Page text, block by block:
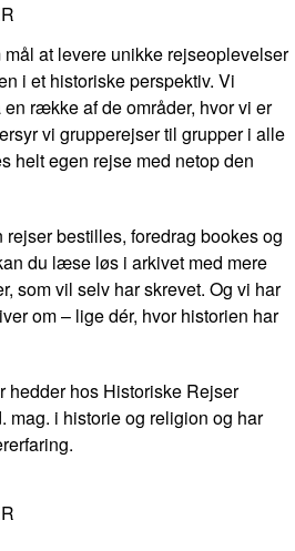
at levere unikke rejseoplevelser
i et historiske perspektiv. Vi
række af de områder, hvor vi er
vi grupperejser til grupper i alle
helt egen rejse med netop den
bestilles, foredrag bookes og
du læse løs i arkivet med mere
som vil selv har skrevet. Og vi har
om – lige dér, hvor historien har
hedder hos Historiske Rejser
mag. i historie og religion og har